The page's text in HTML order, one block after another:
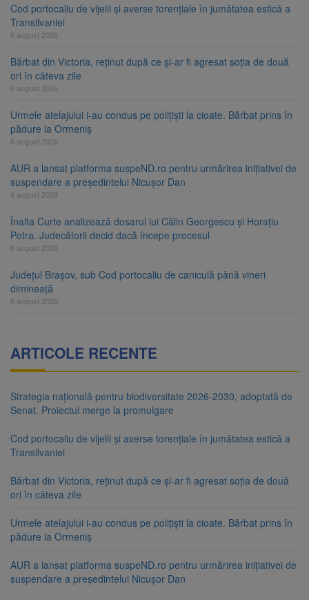
Cod portocaliu de vijelii și averse torențiale în jumătatea estică a
Transilvaniei
6 august 2026
Bărbat din Victoria, reținut după ce și-ar fi agresat soția de două
ori în câteva zile
6 august 2026
Urmele atelajului i-au condus pe polițiști la cioate. Bărbat prins în
pădure la Ormeniș
6 august 2026
AUR a lansat platforma suspeND.ro pentru urmărirea inițiativei de
suspendare a președintelui Nicușor Dan
6 august 2026
Înalta Curte analizează dosarul lui Călin Georgescu și Horațiu
Potra. Judecătorii decid dacă începe procesul
6 august 2026
Județul Brașov, sub Cod portocaliu de caniculă până vineri
dimineață
6 august 2026
ARTICOLE RECENTE
Strategia națională pentru biodiversitate 2026-2030, adoptată de
Senat. Proiectul merge la promulgare
Cod portocaliu de vijelii și averse torențiale în jumătatea estică a
Transilvaniei
Bărbat din Victoria, reținut după ce și-ar fi agresat soția de două
ori în câteva zile
Urmele atelajului i-au condus pe polițiști la cioate. Bărbat prins în
pădure la Ormeniș
AUR a lansat platforma suspeND.ro pentru urmărirea inițiativei de
suspendare a președintelui Nicușor Dan